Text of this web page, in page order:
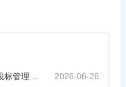
2026-06-26